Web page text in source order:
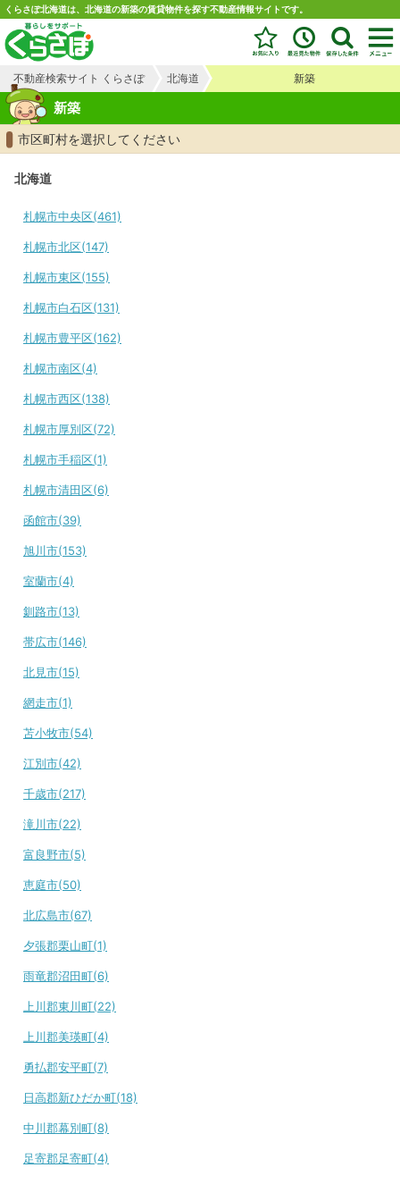
くらさぽ北海道は、北海道の新築の賃貸物件を探す不動産情報サイトです。
不動産検索サイト くらさぽ 北海道 新築
新築
市区町村を選択してください
北海道
札幌市中央区(461)
札幌市北区(147)
札幌市東区(155)
札幌市白石区(131)
札幌市豊平区(162)
札幌市南区(4)
札幌市西区(138)
札幌市厚別区(72)
札幌市手稲区(1)
札幌市清田区(6)
函館市(39)
旭川市(153)
室蘭市(4)
釧路市(13)
帯広市(146)
北見市(15)
網走市(1)
苫小牧市(54)
江別市(42)
千歳市(217)
滝川市(22)
富良野市(5)
恵庭市(50)
北広島市(67)
夕張郡栗山町(1)
雨竜郡沼田町(6)
上川郡東川町(22)
上川郡美瑛町(4)
勇払郡安平町(7)
日高郡新ひだか町(18)
中川郡幕別町(8)
足寄郡足寄町(4)